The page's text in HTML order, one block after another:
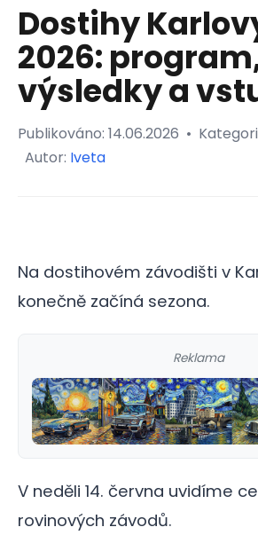
Dostihy
2026:
výsledky a
Publikováno: 14.06.2026 •
Autor: Iveta
Na dostihovém závodišti v
konečně začíná sezona.
Reklama
V neděli 14. června uvidíme
rovinových závodů.